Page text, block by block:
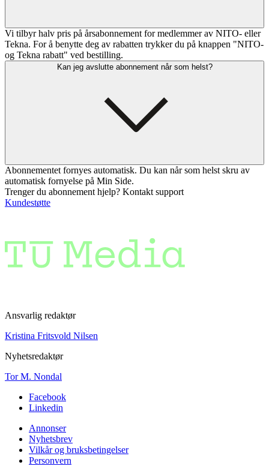
Vi tilbyr halv pris på årsabonnement for medlemmer av NITO- eller
Tekna. For å benytte deg av rabatten trykker du på knappen "NITO-
og Tekna rabatt" ved bestilling.
Kan jeg avslutte abonnement når som helst?
Abonnementet fornyes automatisk. Du kan når som helst skru av
automatisk fornyelse på Min Side.
Trenger du abonnement hjelp? Kontakt support
Kundestøtte
Ansvarlig redaktør
Kristina Fritsvold Nilsen
Nyhetsredaktør
Tor M. Nondal
Facebook
Linkedin
Annonser
Nyhetsbrev
Vilkår og bruksbetingelser
Personvern